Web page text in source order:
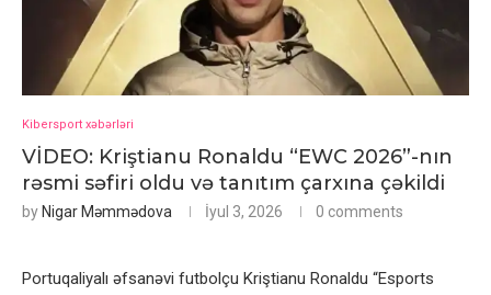
Kibersport xəbərləri
VİDEO: Kriştianu Ronaldu “EWC 2026”-nın
rəsmi səfiri oldu və tanıtım çarxına çəkildi
by Nigar Məmmədova İyul 3, 2026 0 comments
Portuqaliyalı əfsanəvi futbolçu Kriştianu Ronaldu “Esports